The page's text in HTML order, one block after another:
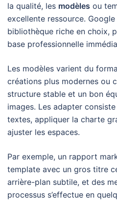
la qualité, les modèles ou
excellente ressource.
bibliothèque riche en choix,
base professionnelle
Les modèles varient du
créations plus modernes ou
structure stable et un bon
images. Les adapter
textes, appliquer la charte
ajuster les espaces.
Par exemple, un rapport
template avec un gros titre
arrière-plan subtile, et des
processus s’effectue en